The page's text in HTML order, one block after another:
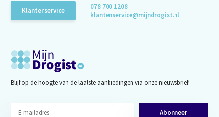
Klantenservice
078 700 1208
klantenservice@mijndrogist.nl
Blijf op de hoogte van de laatste aanbiedingen via onze nieuwsbrief!
Abonneer